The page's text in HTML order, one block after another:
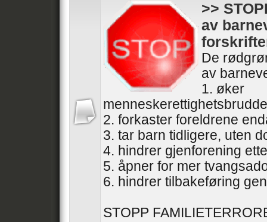
>>
av
De
av
1. øker
2. forkaster foreldrene
3. tar barn tidligere, uten
4. hindrer gjenforening
5. åpner for mer
6. hindrer tilbakeføring
STOPP